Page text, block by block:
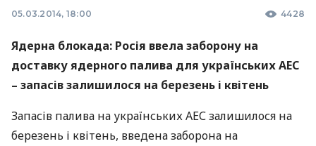
05.03.2014, 18:00 4428
Ядерна блокада: Росія ввела заборону на
доставку ядерного палива для українськихАЕС
– запасів залишилося на березень і квітень
Запасів палива на українськихАЕСзалишилося на
березень і квітень, введена заборона на